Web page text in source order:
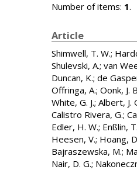
Number of items: 1.
Article
Shimwell, T. W.;
Shulevski, A.; van
Duncan, K.; de
Offringa, A.; Oonk, J.
White, G. J.; Albert, J.
Calistro Rivera, G.;
Edler, H. W.; Enßlin,
Heesen, V.; Hoang,
Bajraszewska, M.;
Nair, D. G.;